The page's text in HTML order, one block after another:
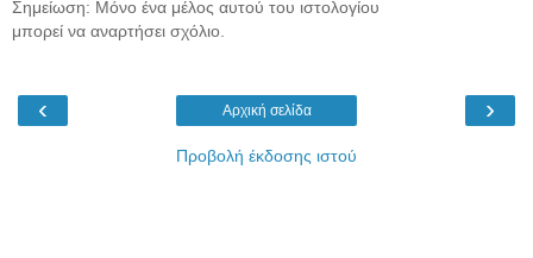
Σημείωση: Μόνο ένα μέλος αυτού του ιστολογίου
μπορεί να αναρτήσει σχόλιο.
‹ ›
Αρχική σελίδα
Προβολή έκδοσης ιστού